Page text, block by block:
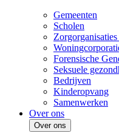
Gemeenten
Scholen
Zorgorganisaties
Forensische
Seksuele
Bedrijven
Kinderopvang
Samenwerken
Over ons
Over ons